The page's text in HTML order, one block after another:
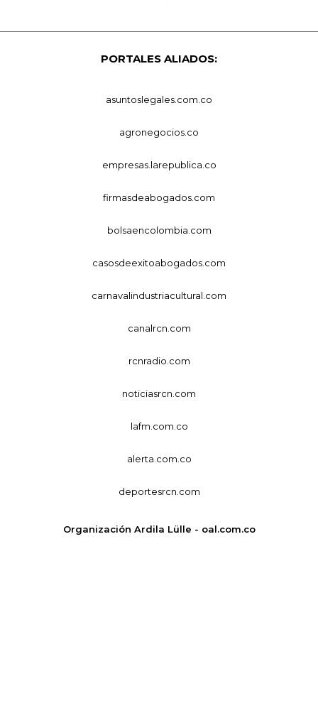
PORTALES ALIADOS:
asuntoslegales.com.co
agronegocios.co
empresas.larepublica.co
firmasdeabogados.com
bolsaencolombia.com
casosdeexitoabogados.com
carnavalindustriacultural.com
canalrcn.com
rcnradio.com
noticiasrcn.com
lafm.com.co
alerta.com.co
deportesrcn.com
Organización Ardila Lülle - oal.com.co